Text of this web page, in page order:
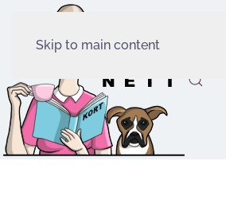
Skip to main content